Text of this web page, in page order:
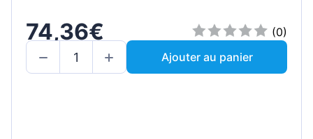
74,36€
(0)
Ajouter au panier